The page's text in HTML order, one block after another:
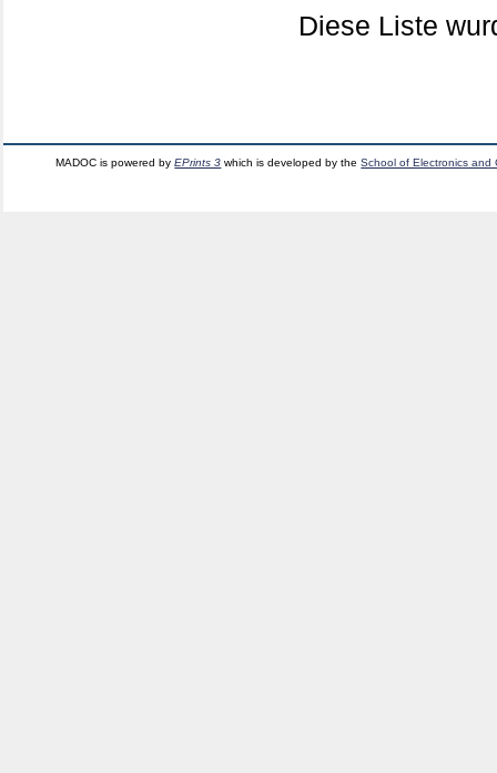
Diese Liste
MADOC is powered byEPrints 3 which is developed by theSchool of Electronics and